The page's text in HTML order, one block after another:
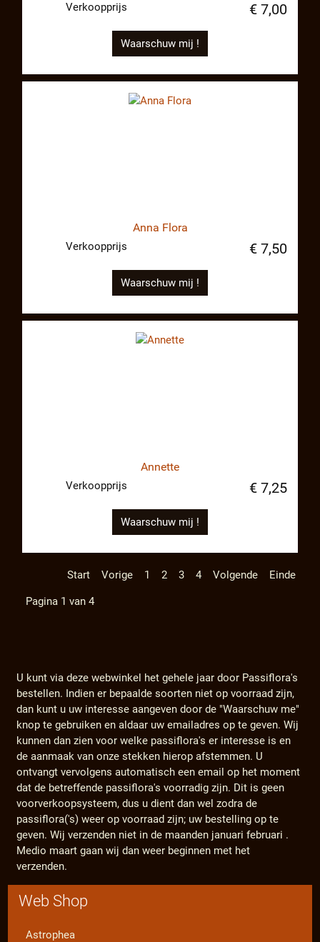
Verkoopprijs € 7,00
Waarschuw mij !
Anna Flora
Verkoopprijs € 7,50
Waarschuw mij !
Annette
Verkoopprijs € 7,25
Waarschuw mij !
Start Vorige 1 2 3 4 Volgende Einde
Pagina 1 van 4
U kunt via deze webwinkel het gehele jaar door Passiflora's
bestellen. Indien er bepaalde soorten niet op voorraad zijn,
dan kunt u uw interesse aangeven door de "Waarschuw me"
knop te gebruiken en aldaar uw emailadres op te geven. Wij
kunnen dan zien voor welke passiflora's er interesse is en
de aanmaak van onze stekken hierop afstemmen. U
ontvangt vervolgens automatisch een email op het moment
dat de betreffende passiflora's voorradig zijn. Dit is geen
voorverkoopsysteem, dus u dient dan wel zodra de
passiflora('s) weer op voorraad zijn; uw bestelling op te
geven. Wij verzenden niet in de maanden januari februari .
Medio maart gaan wij dan weer beginnen met het
verzenden.
Web Shop
Astrophea